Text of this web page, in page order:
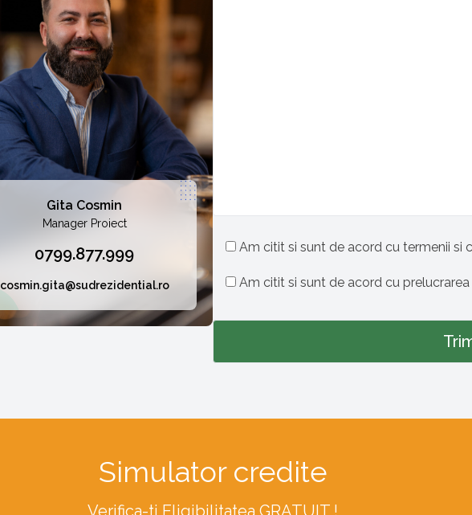
Gita Cosmin
Manager Proiect
0799.877.999
cosmin.gita@sudrezidential.ro
Am citit si sunt de acord cu termenii si
Am citit si sunt de acord cu
Simulator credite